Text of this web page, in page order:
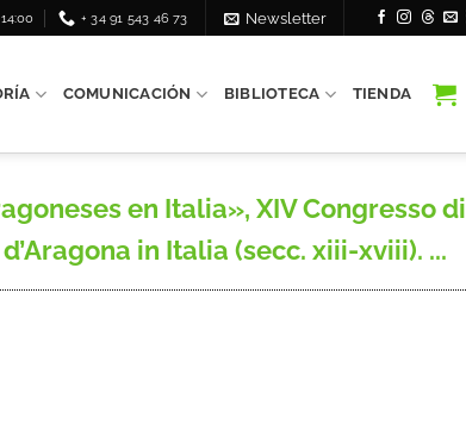
+ 34 91 543 46 73 Newsletter
COMUNICACIÓN BIBLIOTECA TIENDA
en Italia», XIV Congresso di
in Italia (secc. xiii-xviii). ...